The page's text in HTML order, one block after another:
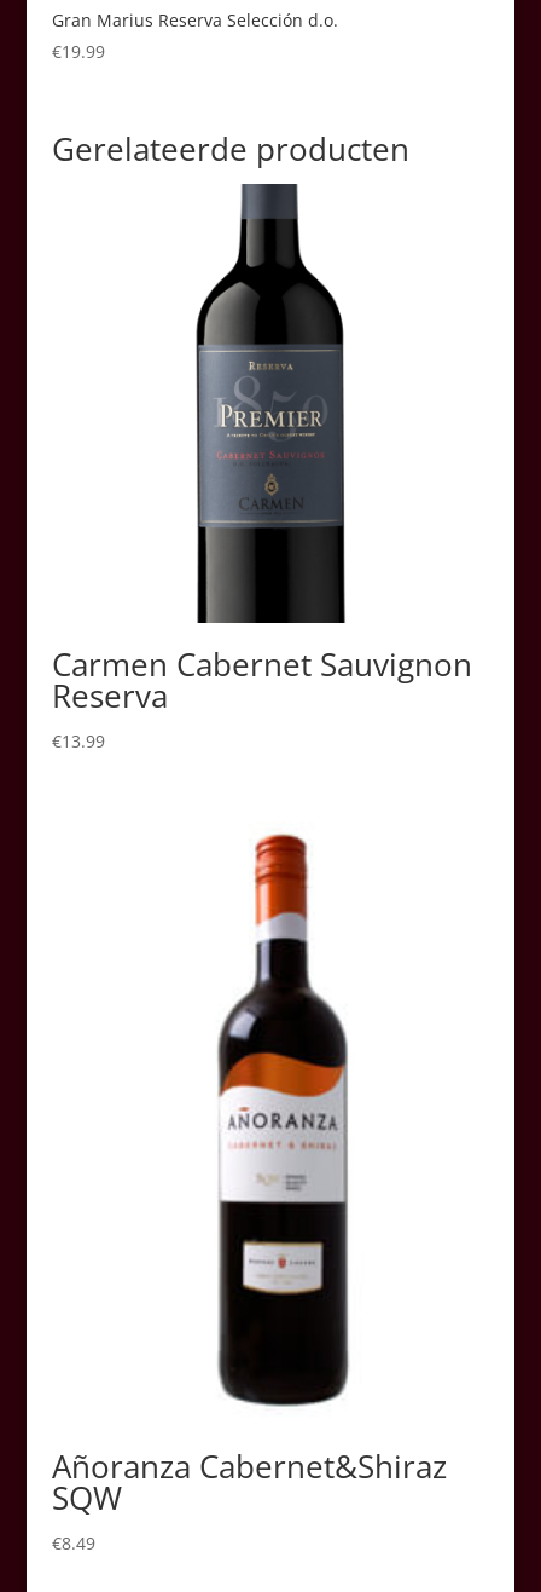
Gran Marius Reserva Selección d.o.
€19.99
Gerelateerde producten
Carmen Cabernet Sauvignon
Reserva
€13.99
Añoranza Cabernet&Shiraz
SQW
€8.49